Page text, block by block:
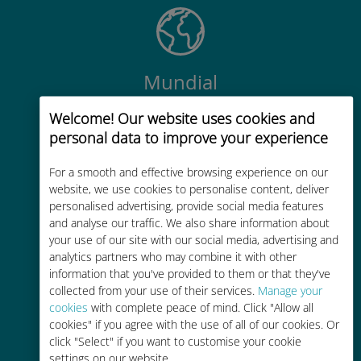
Welcome! Our website uses cookies and
personal data to improve your experience
For a smooth and effective browsing experience on our
website, we use cookies to personalise content, deliver
personalised advertising, provide social media features
and analyse our traffic. We also share information about
your use of our site with our social media, advertising and
analytics partners who may combine it with other
information that you've provided to them or that they've
collected from your use of their services. Manage your
cookies with complete peace of mind. Click "Allow all
cookies" if you agree with the use of all of our cookies. Or
click "Select" if you want to customise your cookie
settings on our website.
Mundial
Conectividade celular mundial de
alta qualidade em mais de 200
destinos
Custo-benefício
Até 90% mais barato do que as
tarifas de roaming de sua
operadora atual